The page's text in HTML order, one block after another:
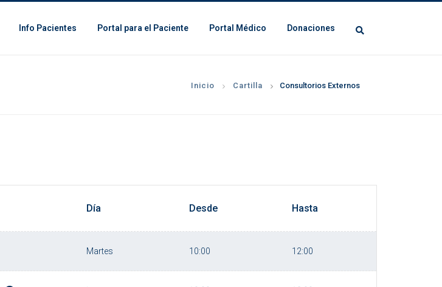
Info Pacientes Portal para el Paciente Portal Médico Donaciones
Inicio Cartilla Consultorios Externos
Día Desde Hasta
Martes 10:00 12:00